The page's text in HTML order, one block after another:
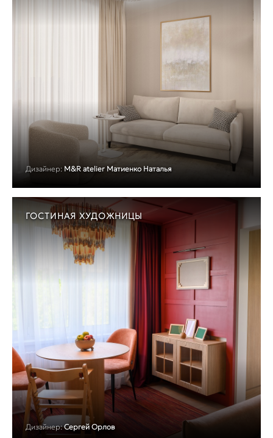
Дизайнер: M&R atelier Матиенко Наталья
ГОСТИНАЯ ХУДОЖНИЦЫ
Дизайнер: Сергей Орлов